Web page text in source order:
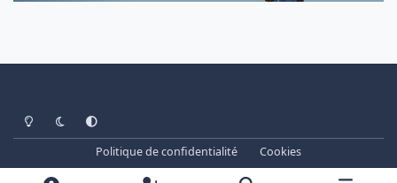
Light ModeDark ModeSystem Preference
Politique de confidentialité
Cookies
www.cheminots.net - Forum Libre depuis 2003